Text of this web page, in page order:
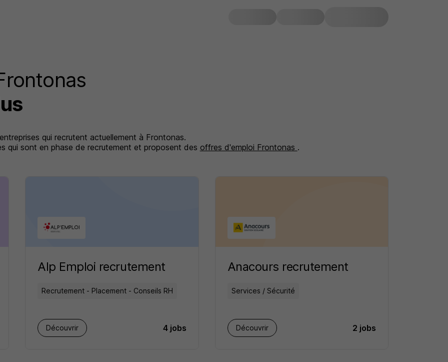
qui recrutent actuellement à Frontonas.
qui sont en phase de recrutement et proposent des offres d'emploi Frontonas .
Alp Emploi recrutement
Recrutement - Placement - Conseils RH
Découvrir 4 jobs
Anacours recrutement
Services / Sécurité
Découvrir 2 jobs